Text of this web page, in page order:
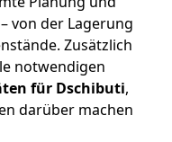
von der Lagerung
Zusätzlich
notwendigen
für Dschibuti,
darüber machen